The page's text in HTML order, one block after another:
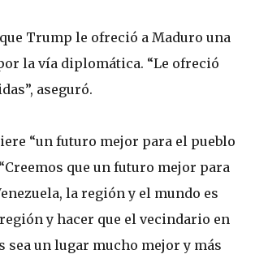
Trump le ofreció a Maduro una
la vía diplomática. “Le ofreció
aseguró.
“un futuro mejor para el pueblo
que un futuro mejor para
la región y el mundo es
y hacer que el vecindario en
sea un lugar mucho mejor y más